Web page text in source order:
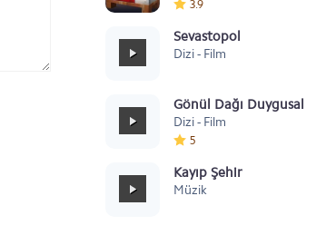
3.9
Sevastopol
Dizi - Film
Gönül Dağı Duygusal
Dizi - Film
5
Kayıp Şehir
Müzik